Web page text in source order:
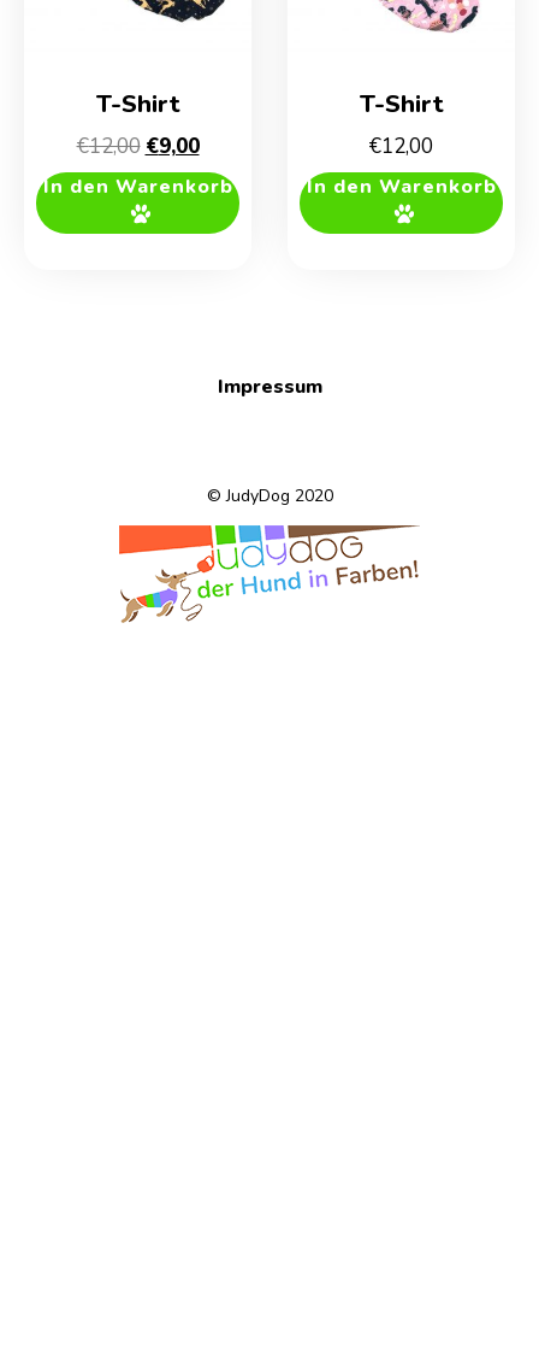
T-Shirt
€12,00 Ursprünglicher
Preis
war:
€12,00
€9,00Aktueller
Preis
€9,00.
In den Warenkorb
T-Shirt
€12,00
In den Warenkorb
Impressum
© JudyDog 2020